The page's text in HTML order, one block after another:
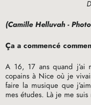
(Camille Helluvah -
Ça a commencé
A 16, 17 ans quand j’ai
copains à Nice où je
faire la musique que
mes études. Là je me